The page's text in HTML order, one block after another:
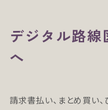
デジタル路線
へ
請求書払い、まとめ買い